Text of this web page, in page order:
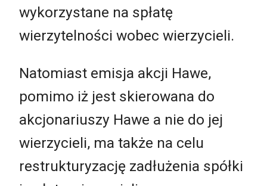
wykorzystane na spłatę
wierzytelności wobec wierzycieli.
Natomiast emisja akcji Hawe,
pomimo iż jest skierowana do
akcjonariuszy Hawe a nie do jej
wierzycieli, ma także na celu
restrukturyzację zadłużenia spółki